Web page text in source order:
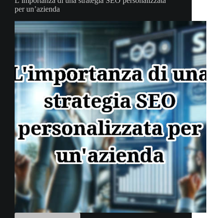
per un’azienda